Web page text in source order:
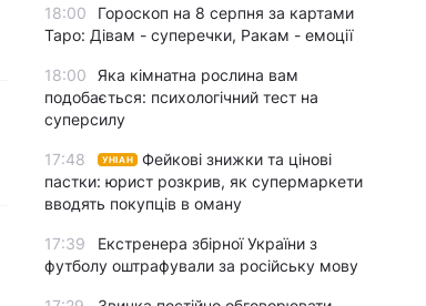
18:00
Гороскоп на 8 серпня за картами
Таро: Дівам - суперечки, Ракам - емоції
18:00
Яка кімнатна рослина вам
подобається: психологічний тест на
суперсилу
17:48 УНІАН
Фейкові знижки та цінові
пастки: юрист розкрив, як супермаркети
вводять покупців в оману
17:39
Екстренера збірної України з
футболу оштрафували за російську мову